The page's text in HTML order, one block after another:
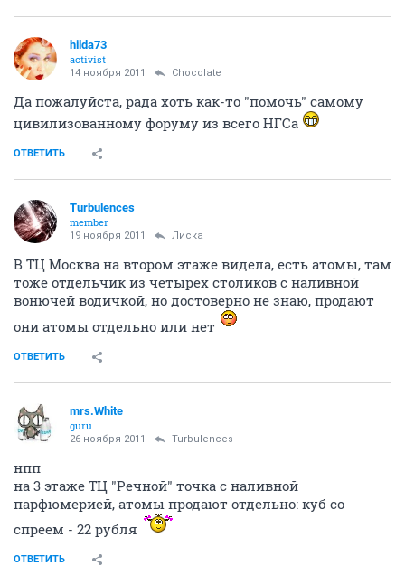
hilda73
activist
14 ноября 2011 Chocolate
Да пожалуйста, рада хоть как-то "помочь" самому
цивилизованному форуму из всего НГСа
ОТВЕТИТЬ
Turbulences
member
19 ноября 2011 Лиска
В ТЦ Москва на втором этаже видела, есть атомы, там
тоже отдельчик из четырех столиков с наливной
вонючей водичкой, но достоверно не знаю, продают
они атомы отдельно или нет
ОТВЕТИТЬ
mrs.White
guru
26 ноября 2011 Turbulences
нпп
на 3 этаже ТЦ "Речной" точка с наливной
парфюмерией, атомы продают отдельно: куб со
спреем - 22 рубля
ОТВЕТИТЬ